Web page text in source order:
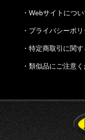
・ Webサイトについ
・ プライバシーポリ
・ 特定商取引に関
・ 類似品にご注意